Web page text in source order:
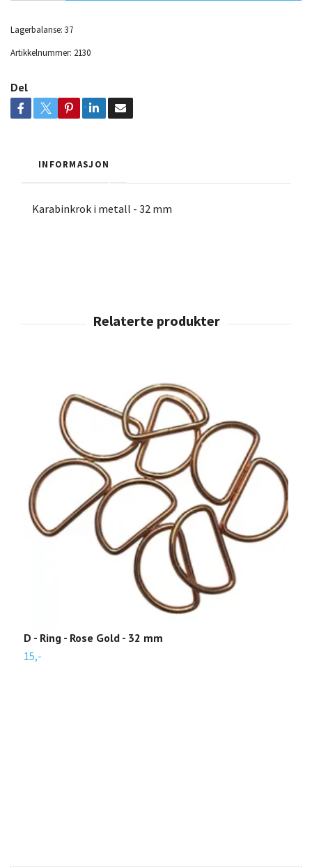
Lagerbalanse: 37
Artikkelnummer: 2130
Del
INFORMASJON
Karabinkrok i metall - 32 mm
D - Ring - Rose Gold - 32 mm
15,-